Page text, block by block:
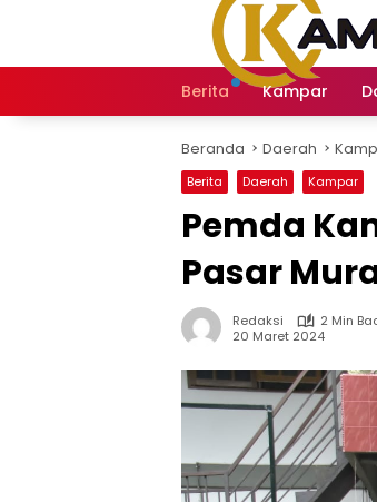
Berita Kampar
Beranda Daerah
Berita Daerah Kampar
Pemda
Pasar
Redaksi
2 Min
20 Maret 2024